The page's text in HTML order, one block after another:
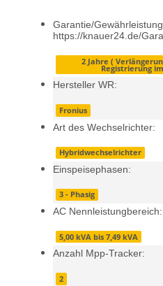
Garantie/
https://knauer24.de/
2 Jahre (
Registrierung
Hersteller WR:
Fronius
Art des Wechselrichter:
Hybridwechselrichter
Einspeisephasen:
3 - Phasig
AC Nennleistungbereich:
5,00 kVA bis 7,49 kVA
Anzahl Mpp-Tracker:
2